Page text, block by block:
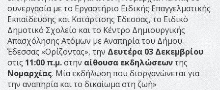
συνεργασία με το Εργαστήριο Ειδικής Επαγγελματικής
Εκπαίδευσης και Κατάρτισης Έδεσσας, το Ειδικό
Δημοτικό Σχολείο και το Κέντρο Δημιουργικής
Απασχόλησης Ατόμων με Αναπηρία του Δήμου
Έδεσσας «Ορίζοντας», την Δευτέρα 03 Δεκεμβρίου
στις 11:00 π.μ.στην αίθουσα εκδηλώσεωντης
Νομαρχίας. Μία εκδήλωση που διοργανώνεται για
την αναπηρία και το δικαίωμα στη ζωή»